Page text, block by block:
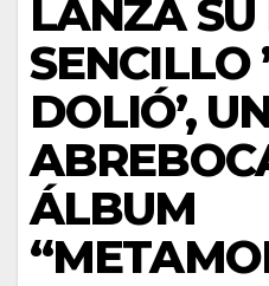
LANZA SU
SENCILLO
DOLIÓ’,
ÁLBUM